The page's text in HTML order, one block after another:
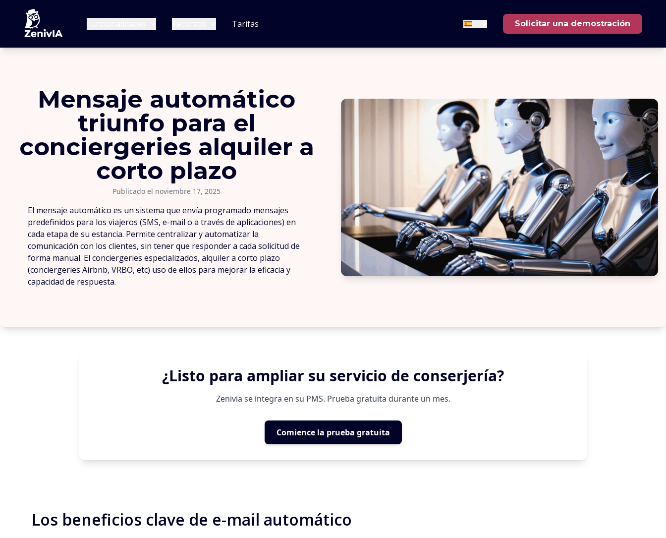
Tarifas Solicitar una demostración
Mensaje automático
triunfo para el
conciergeries alquiler a
corto plazo
Publicado el noviembre 17, 2025
El mensaje automático es un sistema que envía programado mensajes
predefinidos para los viajeros (SMS, e-mail o a través de aplicaciones) en
cada etapa de su estancia. Permite centralizar y automatizar la
comunicación con los clientes, sin tener que responder a cada solicitud de
forma manual. El conciergeries especializados, alquiler a corto plazo
(conciergeries Airbnb, VRBO, etc) uso de ellos para mejorar la eficacia y
capacidad de respuesta.
¿Listo para ampliar su servicio de conserjería?
Zenivia se integra en su PMS. Prueba gratuita durante un mes.
Comience la prueba gratuita
Los beneficios clave de e-mail automático